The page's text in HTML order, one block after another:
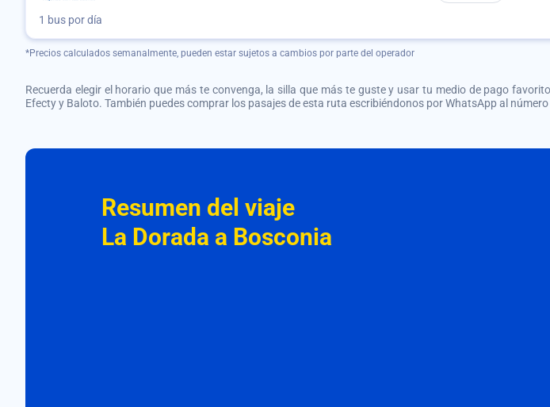
1 bus por día
*Precios calculados semanalmente, pueden estar sujetos a cambios por parte del operador
Recuerda elegir el horario que más te convenga, la silla que más te guste y usar tu medio de pago
Efecty y Baloto. También puedes comprar los pasajes de esta ruta escribiéndonos por WhatsApp al número
Resumen del viaje
La Dorada a Bosconia